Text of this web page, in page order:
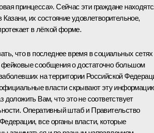
принцесса». Сейчас эти граждане
Казани, их состояние удовлетворительное,
в лёгкой форме.
что в последнее время в социальных сетях
сообщения о достаточно большом
на территории Российской
власти скрывают эту
доложить Вам, что это не соответствует
Оперативный штаб и Правительство
все органы власти, которые